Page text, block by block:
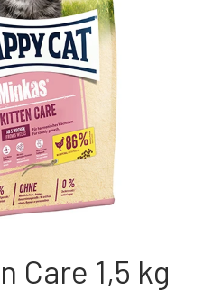
Care 1,5 kg